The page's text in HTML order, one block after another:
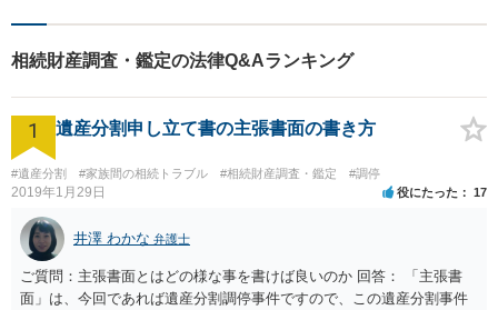
相続財産調査・鑑定の法律Q&Aランキング
1 遺産分割申し立て書の主張書面の書き方
#遺産分割 #家族間の相続トラブル #相続財産調査・鑑定 #調停
2019年1月29日 役にたった 17
井澤 わかな 弁護士
ご質問：主張書面とはどの様な事を書けば良いのか 回答： 「主張書
面」は、今回であれば遺産分割調停事件ですので、この遺産分割事件